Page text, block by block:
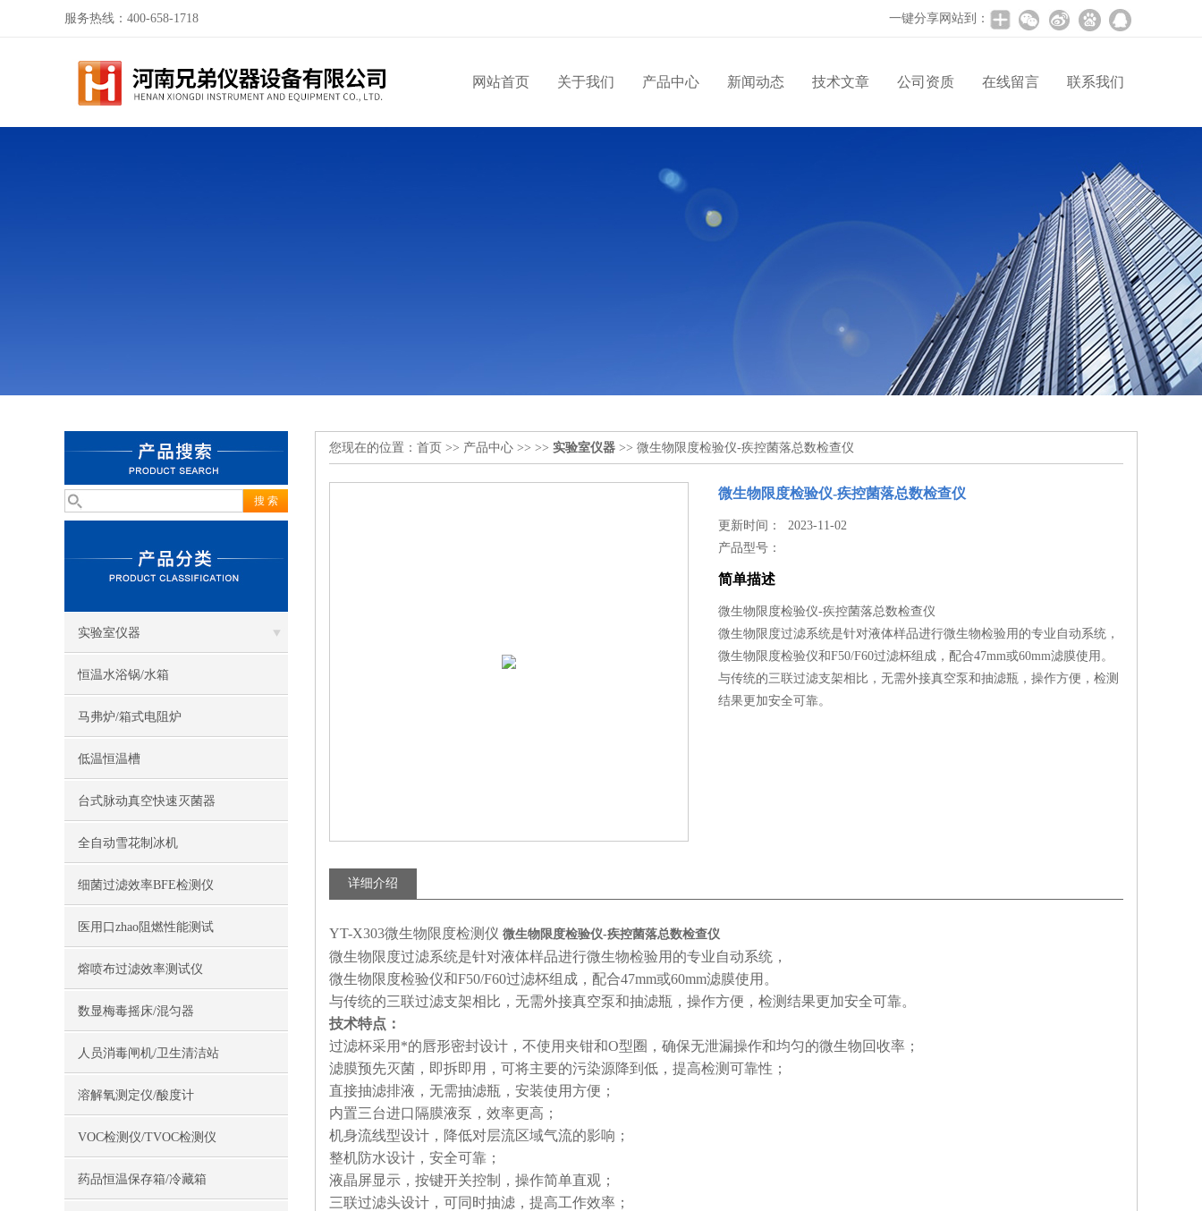
服务热线：400-658-1718 一键分享网站到：
网站首页 关于我们 产品中心 新闻动态 技术文章 公司资质 在线留言 联系我们
实验室仪器
恒温水浴锅/水箱
马弗炉/箱式电阻炉
低温恒温槽
台式脉动真空快速灭菌器
全自动雪花制冰机
细菌过滤效率BFE检测仪
医用口zhao阻燃性能测试
熔喷布过滤效率测试仪
数显梅毒摇床/混匀器
人员消毒闸机/卫生清洁站
溶解氧测定仪/酸度计
VOC检测仪/TVOC检测仪
药品恒温保存箱/冷藏箱
您现在的位置： 首页 >> 产品中心 >> >> 实验室仪器 >> 微生物限度检验仪-疾控菌落总数检查仪
微生物限度检验仪-疾控菌落总数检查仪
更新时间： 2023-11-02
产品型号：
简单描述
微生物限度检验仪-疾控菌落总数检查仪
微生物限度过滤系统是针对液体样品进行微生物检验用的专业自动系统，
微生物限度检验仪和F50/F60过滤杯组成，配合47mm或60mm滤膜使用。
与传统的三联过滤支架相比，无需外接真空泵和抽滤瓶，操作方便，检测
结果更加安全可靠。
详细介绍
YT-X303微生物限度检测仪 微生物限度检验仪-疾控菌落总数检查仪
微生物限度过滤系统是针对液体样品进行微生物检验用的专业自动系统，
微生物限度检验仪和F50/F60过滤杯组成，配合47mm或60mm滤膜使用。
与传统的三联过滤支架相比，无需外接真空泵和抽滤瓶，操作方便，检测结果更加安全可靠。
技术特点：
过滤杯采用*的唇形密封设计，不使用夹钳和O型圈，确保无泄漏操作和均匀的微生物回收率；
滤膜预先灭菌，即拆即用，可将主要的污染源降到低，提高检测可靠性；
直接抽滤排液，无需抽滤瓶，安装使用方便；
内置三台进口隔膜液泵，效率更高；
机身流线型设计，降低对层流区域气流的影响；
整机防水设计，安全可靠；
液晶屏显示，按键开关控制，操作简单直观；
三联过滤头设计，可同时抽滤，提高工作效率；